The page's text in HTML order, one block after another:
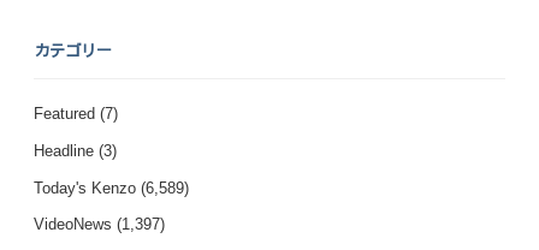
カテゴリー
Featured (7)
Headline (3)
Today's Kenzo (6,589)
VideoNews (1,397)